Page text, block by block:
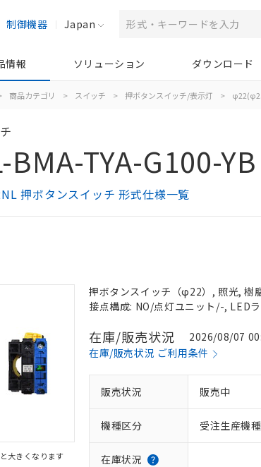
制御機器 Japan
情報 ソリューション ダウンロード
商品カテゴリ > スイッチ > 押ボタンスイッチ/表示灯 >
BMA-TYA-G100-YB
押ボタンスイッチ 形式仕様一覧
大きくなります
押ボタンスイッチ（φ22）, 照光, 樹
接点構成: NO/点灯ユニット/-, LED
在庫/販売状況
2026/08/07
在庫/販売状況 ご利用条件
販売状況 販売中
機種区分 受注生産機種
在庫状況